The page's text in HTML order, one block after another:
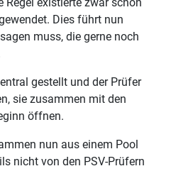
Dies führt nun
muss, die gerne noch
gestellt und der Prüfer
sie zusammen mit den
öffnen.
nun aus einem Pool
nicht von den PSV-Prüfern